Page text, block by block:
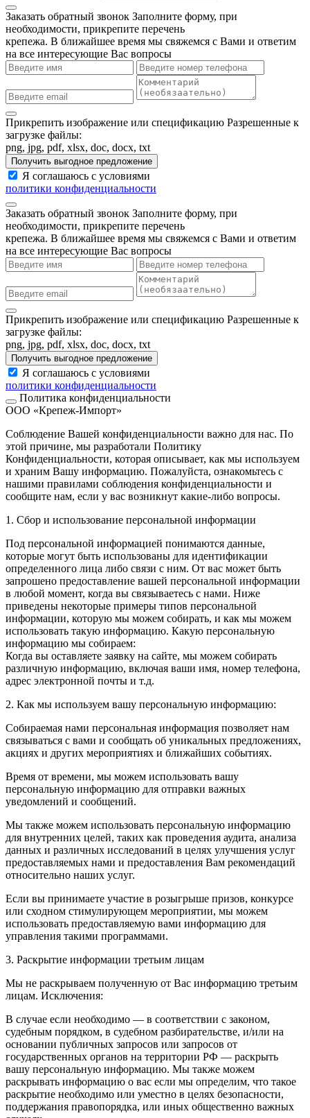
Заказать обратный звонок Заполните форму, при
необходимости, прикрепите перечень
крепежа. В ближайшее время мы свяжемся с Вами и ответим
на все интересующие Вас вопросы
Прикрепить изображение или спецификацию Разрешенные к
загрузке файлы:
png, jpg, pdf, xlsx, doc, docx, txt
Получить выгодное предложение
Я соглашаюсь с условиями
политики конфиденциальности
Заказать обратный звонок Заполните форму, при
необходимости, прикрепите перечень
крепежа. В ближайшее время мы свяжемся с Вами и ответим
на все интересующие Вас вопросы
Прикрепить изображение или спецификацию Разрешенные к
загрузке файлы:
png, jpg, pdf, xlsx, doc, docx, txt
Получить выгодное предложение
Я соглашаюсь с условиями
политики конфиденциальности
Политика конфиденциальности
ООО «Крепеж-Импорт»
Соблюдение Вашей конфиденциальности важно для нас. По
этой причине, мы разработали Политику
Конфиденциальности, которая описывает, как мы используем
и храним Вашу информацию. Пожалуйста, ознакомьтесь с
нашими правилами соблюдения конфиденциальности и
сообщите нам, если у вас возникнут какие-либо вопросы.
1. Сбор и использование персональной информации
Под персональной информацией понимаются данные,
которые могут быть использованы для идентификации
определенного лица либо связи с ним. От вас может быть
запрошено предоставление вашей персональной информации
в любой момент, когда вы связываетесь с нами. Ниже
приведены некоторые примеры типов персональной
информации, которую мы можем собирать, и как мы можем
использовать такую информацию. Какую персональную
информацию мы собираем:
Когда вы оставляете заявку на сайте, мы можем собирать
различную информацию, включая ваши имя, номер телефона,
адрес электронной почты и т.д.
2. Как мы используем вашу персональную информацию:
Собираемая нами персональная информация позволяет нам
связываться с вами и сообщать об уникальных предложениях,
акциях и других мероприятиях и ближайших событиях.
Время от времени, мы можем использовать вашу
персональную информацию для отправки важных
уведомлений и сообщений.
Мы также можем использовать персональную информацию
для внутренних целей, таких как проведения аудита, анализа
данных и различных исследований в целях улучшения услуг
предоставляемых нами и предоставления Вам рекомендаций
относительно наших услуг.
Если вы принимаете участие в розыгрыше призов, конкурсе
или сходном стимулирующем мероприятии, мы можем
использовать предоставляемую вами информацию для
управления такими программами.
3. Раскрытие информации третьим лицам
Мы не раскрываем полученную от Вас информацию третьим
лицам. Исключения:
В случае если необходимо — в соответствии с законом,
судебным порядком, в судебном разбирательстве, и/или на
основании публичных запросов или запросов от
государственных органов на территории РФ — раскрыть
вашу персональную информацию. Мы также можем
раскрывать информацию о вас если мы определим, что такое
раскрытие необходимо или уместно в целях безопасности,
поддержания правопорядка, или иных общественно важных